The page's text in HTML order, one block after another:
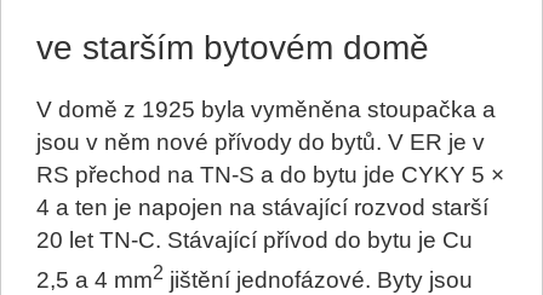
ve starším bytovém domě
V domě z 1925 byla vyměněna stoupačka a
jsou v něm nové přívody do bytů. V ER je v
RS přechod na TN-S a do bytu jde CYKY 5 ×
4 a ten je napojen na stávající rozvod starší
20 let TN-C. Stávající přívod do bytu je Cu
2,5 a 4 mm2 jištění jednofázové. Byty jsou